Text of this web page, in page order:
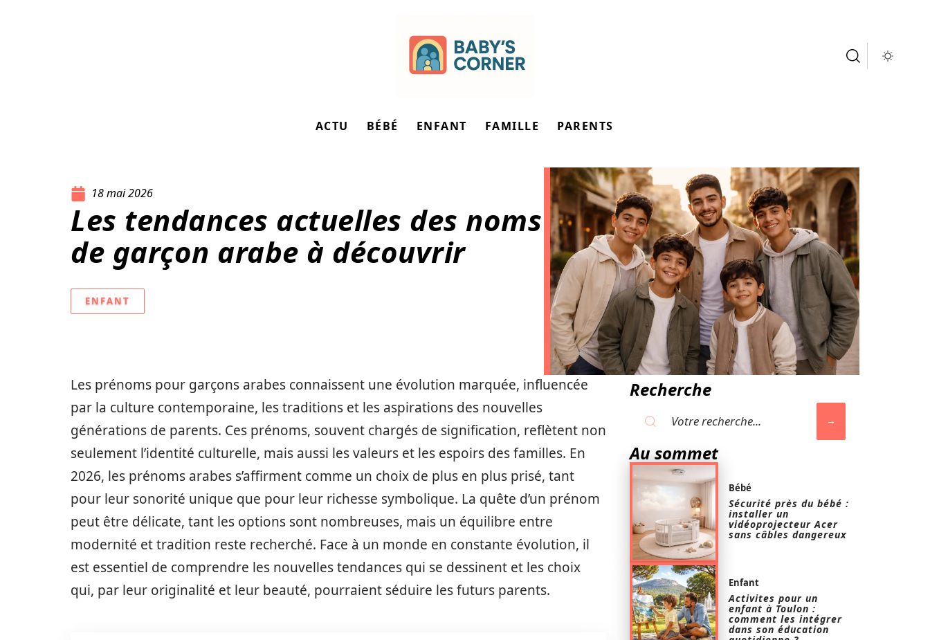
ACTU BÉBÉ ENFANT FAMILLE PARENTS
18 mai 2026
Les tendances actuelles des noms
de garçon arabe à découvrir
ENFANT
Les prénoms pour garçons arabes connaissent une évolution marquée, influencée
par la culture contemporaine, les traditions et les aspirations des nouvelles
générations de parents. Ces prénoms, souvent chargés de signification, reflètent non
seulement l’identité culturelle, mais aussi les valeurs et les espoirs des familles. En
2026, les prénoms arabes s’affirment comme un choix de plus en plus prisé, tant
pour leur sonorité unique que pour leur richesse symbolique. La quête d’un prénom
peut être délicate, tant les options sont nombreuses, mais un équilibre entre
modernité et tradition reste recherché. Face à un monde en constante évolution, il
est essentiel de comprendre les nouvelles tendances qui se dessinent et les choix
qui, par leur originalité et leur beauté, pourraient séduire les futurs parents.
Recherche
Au sommet
Bébé
Sécurité près du bébé :
installer un
vidéoprojecteur Acer
sans câbles dangereux
Enfant
Activites pour un
enfant à Toulon :
comment les intégrer
dans son éducation